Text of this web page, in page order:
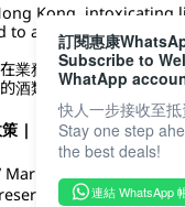
Kong, intoxicating
to a minor (under 18)
業務過程中，向未成年人
酒類。
| DFI零售集團
Place. The Dairy
訂閱惠康
Subscribe to
WhatApp
快人一步接收至抵
Stay one step
the best deals!
連結 WhatsApp